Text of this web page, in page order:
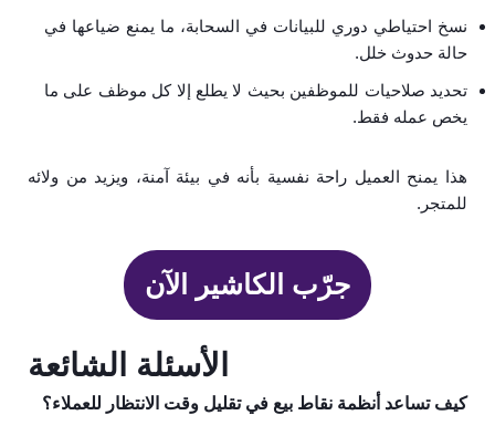
نسخ احتياطي دوري للبيانات في السحابة، ما يمنع ضياعها في
حالة حدوث خلل.
تحديد صلاحيات للموظفين بحيث لا يطلع إلا كل موظف على ما
يخص عمله فقط.
هذا يمنح العميل راحة نفسية بأنه في بيئة آمنة، ويزيد من ولائه
للمتجر.
جرّب الكاشير الآن
الأسئلة الشائعة
كيف تساعد أنظمة نقاط بيع في تقليل وقت الانتظار للعملاء؟